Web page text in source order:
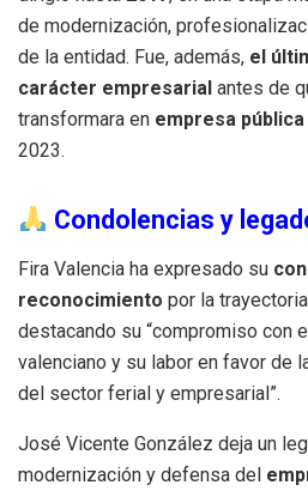
de modernización,
de la entidad. Fue, además, el
carácter empresarial antes de
transformara en empresa
2023.
Condolencias y
Fira Valencia ha expresado su
reconocimiento por la
destacando su “compromiso con
valenciano y su labor en favor de
del sector ferial y empresarial”.
José Vicente González deja un
modernización y defensa del